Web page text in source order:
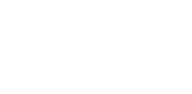
oder die Maßnahmenfläche